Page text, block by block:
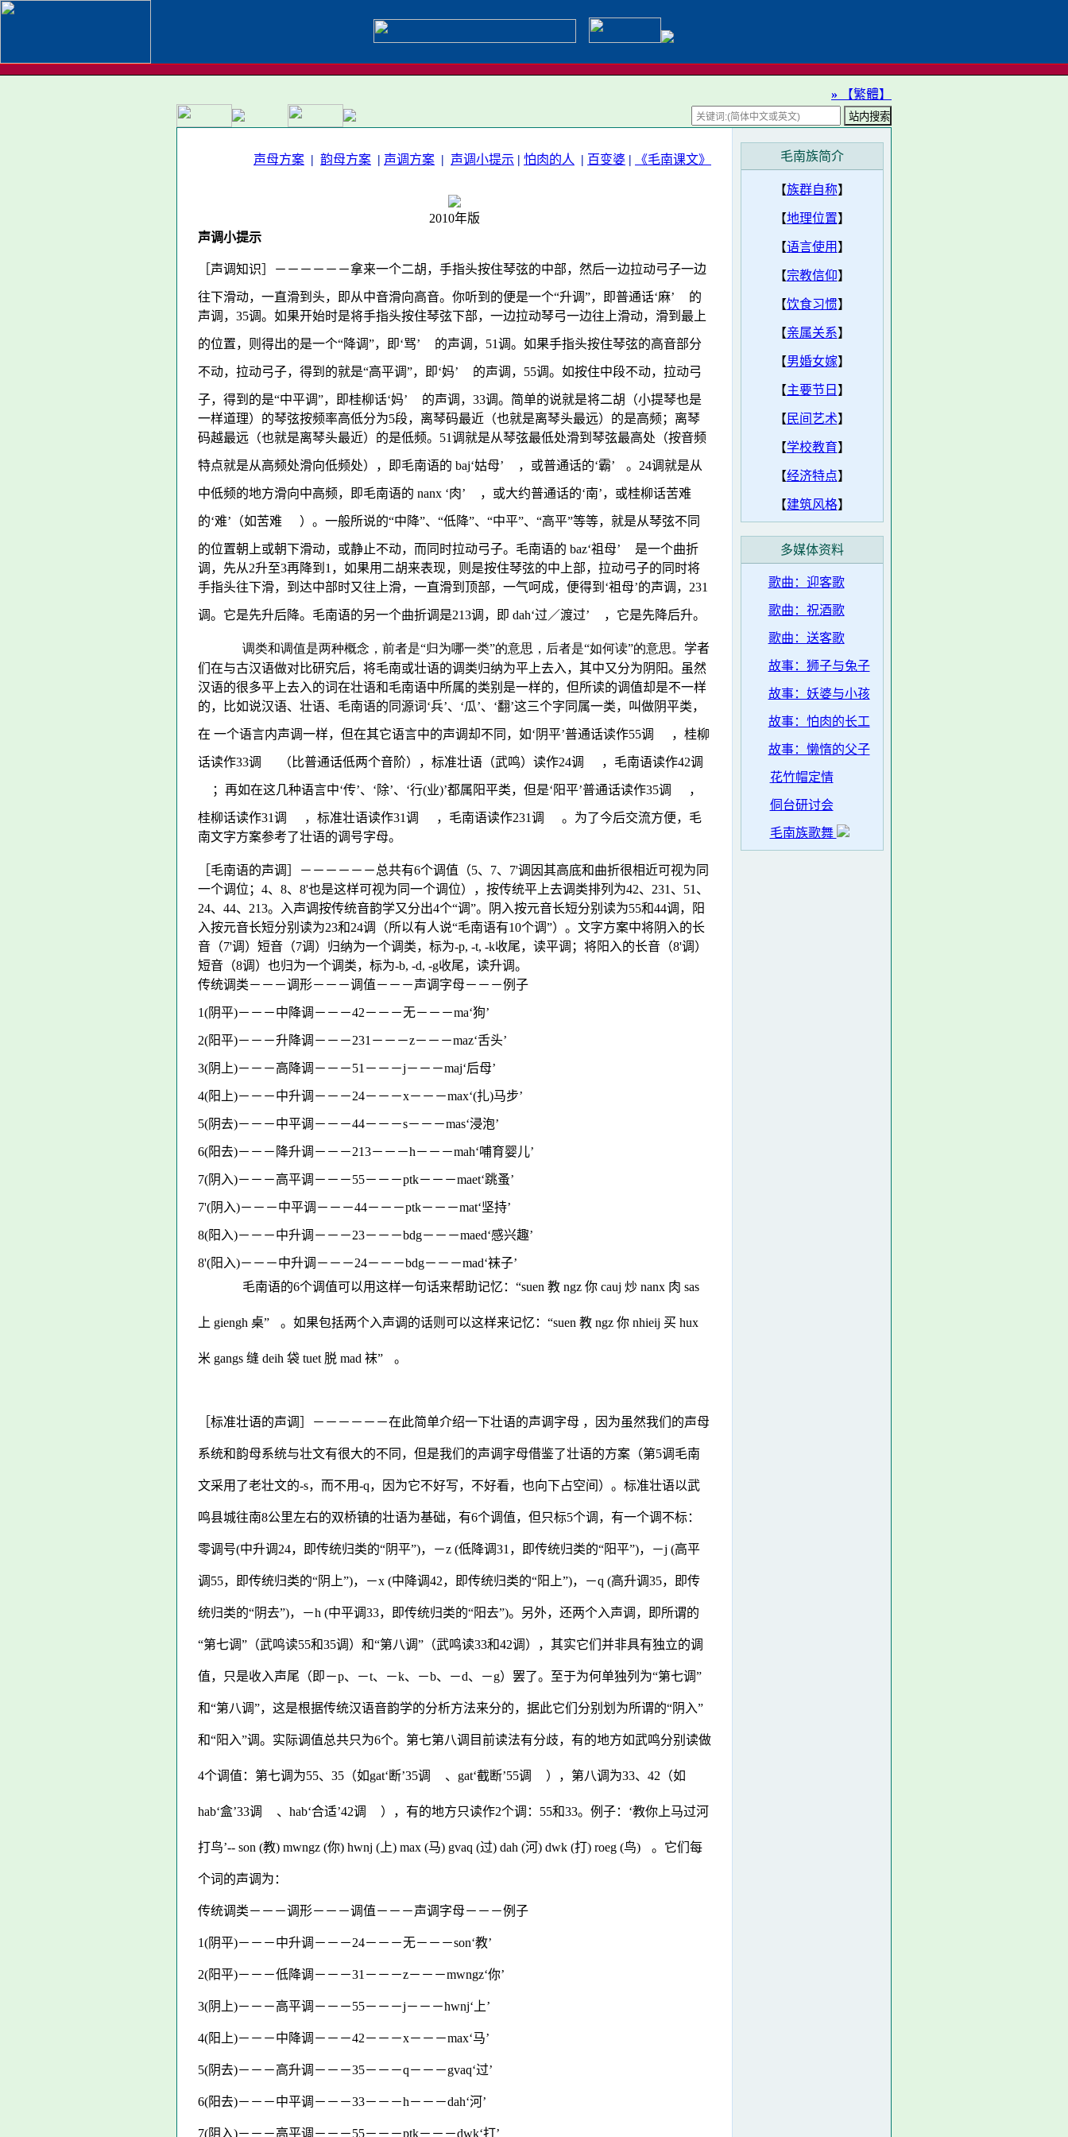
» 【繁體】
声母方案 | 韵母方案 | 声调方案 | 声调小提示 | 怕肉的人 | 百变婆 | 《毛南课文》
2010年版
声调小提示
［声调知识］－－－－－－拿来一个二胡，手指头按住琴弦的中部，然后一边拉动弓子一边
往下滑动，一直滑到头，即从中音滑向高音。你听到的便是一个“升调”，即普通话‘麻’
的
声调，35调。如果开始时是将手指头按住琴弦下部，一边拉动琴弓一边往上滑动，滑到最上
的位置，则得出的是一个“降调”，即‘骂’ 的声调，51调。如果手指头按住琴弦的高音部分
不动，拉动弓子，得到的就是“高平调”，即‘妈’ 的声调，55调。如按住中段不动，拉动弓
子，得到的是“中平调”，即桂柳话‘妈’
的声调，33调。简单的说就是将二胡（小提琴也是
一样道理）的琴弦按频率高低分为5段，离琴码最近（也就是离琴头最远）的是高频；离琴
码越最远（也就是离琴头最近）的是低频。51调就是从琴弦最低处滑到琴弦最高处（按音频
特点就是从高频处滑向低频处），即毛南语的 baj‘姑母’ ，或普通话的‘霸’ 。24调就是从
中低频的地方滑向中高频，即毛南语的 nanx ‘肉’ ，或大约普通话的‘南’，或桂柳话苦难
的‘难’（如苦难 ）。一般所说的“中降”、“低降”、“中平”、“高平”等等，就是从琴弦不同
的位置朝上或朝下滑动，或静止不动，而同时拉动弓子。毛南语的 baz‘祖母’
是一个曲折
调，先从2升至3再降到1，如果用二胡来表现，则是按住琴弦的中上部，拉动弓子的同时将
手指头往下滑，到达中部时又往上滑，一直滑到顶部，一气呵成，便得到‘祖母’的声调，231
调。它是先升后降。毛南语的另一个曲折调是213调，即 dah‘过／渡过’ ，它是先降后升。
调类和调值是两种概念，前者是“归为哪一类”的意思，后者是“如何读”的意思。 学者
们在与古汉语做对比研究后，将毛南或壮语的调类归纳为平上去入，其中又分为阴阳。虽然
汉语的很多平上去入的词在壮语和毛南语中所属的类别是一样的，但所读的调值却是不一样
的，比如说汉语、壮语、毛南语的同源词‘兵’、‘瓜’、‘翻’这三个字同属一类，叫做阴平类，
在 一个语言内声调一样，但在其它语言中的声调却不同，如‘阴平’普通话读作55调 ，桂柳
话读作33调 （比普通话低两个音阶），标准壮语（武鸣）读作24调 ，毛南语读作42调
；再如在这几种语言中‘传’、‘除’、‘行(业)’都属阳平类，但是‘阳平’普通话读作35调 ，
桂柳话读作31调 ，标准壮语读作31调 ，毛南语读作231调
。为了今后交流方便，毛
南文字方案参考了壮语的调号字母。
［毛南语的声调］－－－－－－总共有6个调值（5、7、7'调因其高底和曲折很相近可视为同
一个调位；4、8、8'也是这样可视为同一个调位），按传统平上去调类排列为42、231、51、
24、44、213。入声调按传统音韵学又分出4个“调”。阴入按元音长短分别读为55和44调，阳
入按元音长短分别读为23和24调（所以有人说“毛南语有10个调”）。文字方案中将阴入的长
音（7'调）短音（7调）归纳为一个调类，标为-p, -t, -k收尾，读平调；将阳入的长音（8'调）
短音（8调）也归为一个调类，标为-b, -d, -g收尾，读升调。
传统调类－－－调形－－－调值－－－声调字母－－－例子
1(阴平)－－－中降调－－－42－－－无－－－ma‘狗’
2(阳平)－－－升降调－－－231－－－z－－－maz‘舌头’
3(阴上)－－－高降调－－－51－－－j－－－maj‘后母’
4(阳上)－－－中升调－－－24－－－x－－－max‘(扎)马步’
5(阴去)－－－中平调－－－44－－－s－－－mas‘浸泡’
6(阳去)－－－降升调－－－213－－－h－－－mah‘哺育婴儿’
7(阴入)－－－高平调－－－55－－－ptk－－－maet‘跳蚤’
7'(阴入)－－－中平调－－－44－－－ptk－－－mat‘坚持’
8(阳入)－－－中升调－－－23－－－bdg－－－maed‘感兴趣’
8'(阳入)－－－中升调－－－24－－－bdg－－－mad‘袜子’
毛南语的6个调值可以用这样一句话来帮助记忆：“suen 教 ngz 你 cauj 炒 nanx 肉 sas
上 giengh 桌” 。如果包括两个入声调的话则可以这样来记忆：“suen 教 ngz 你 nhieij 买 hux
米 gangs 缝 deih 袋 tuet 脱 mad 袜” 。
［标准壮语的声调］－－－－－－在此简单介绍一下壮语的声调字母 ，因为虽然我们的声母
系统和韵母系统与壮文有很大的不同，但是我们的声调字母借鉴了壮语的方案（第5调毛南
文采用了老壮文的-s，而不用-q，因为它不好写，不好看，也向下占空间）。标准壮语以武
鸣县城往南8公里左右的双桥镇的壮语为基础，有6个调值，但只标5个调，有一个调不标：
零调号(中升调24，即传统归类的“阴平”)，－z (低降调31，即传统归类的“阳平”)，－j (高平
调55，即传统归类的“阴上”)，－x (中降调42，即传统归类的“阳上”)，－q (高升调35，即传
统归类的“阴去”)，－h (中平调33，即传统归类的“阳去”)。另外，还两个入声调，即所谓的
“第七调”（武鸣读55和35调）和“第八调”（武鸣读33和42调），其实它们并非具有独立的调
值，只是收入声尾（即－p、－t、－k、－b、－d、－g）罢了。至于为何单独列为“第七调”
和“第八调”，这是根据传统汉语音韵学的分析方法来分的，据此它们分别划为所谓的“阴入”
和“阳入”调。实际调值总共只为6个。第七第八调目前读法有分歧，有的地方如武鸣分别读做
4个调值：第七调为55、35（如gat‘断’35调 、gat‘截断’55调 ），第八调为33、42（如
hab‘盒’33调 、hab‘合适’42调 ），有的地方只读作2个调：55和33。例子：‘教你上马过河
打鸟’-- son (教) mwngz (你) hwnj (上) max (马) gvaq (过) dah (河) dwk (打) roeg (鸟) 。它们每
个词的声调为：
传统调类－－－调形－－－调值－－－声调字母－－－例子
1(阴平)－－－中升调－－－24－－－无－－－son‘教’
2(阳平)－－－低降调－－－31－－－z－－－mwngz‘你’
3(阴上)－－－高平调－－－55－－－j－－－hwnj‘上’
4(阳上)－－－中降调－－－42－－－x－－－max‘马’
5(阴去)－－－高升调－－－35－－－q－－－gvaq‘过’
6(阳去)－－－中平调－－－33－－－h－－－dah‘河’
7(阴入)－－－高平调－－－55－－－ptk－－－dwk‘打’
毛南族简介
【族群自称】
【地理位置】
【语言使用 】
【宗教信仰】
【饮食习惯】
【亲属关系】
【男婚女嫁】
【主要节日 】
【 民间艺术】
【学校教育】
【经济特点】
【建筑风格】
多媒体资料
歌曲：迎客歌
歌曲：祝酒歌
歌曲：送客歌
故事：狮子与兔子
故事：妖婆与小孩
故事：怕肉的长工
故事：懒惰的父子
花竹帽定情
侗台研讨会
毛南族歌舞